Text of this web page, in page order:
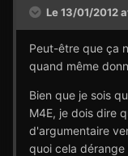
Le 13/01/2012
Peut-être que ça
quand même
Bien que je sois
M4E, je dois dire
d'argumentaire
quoi cela